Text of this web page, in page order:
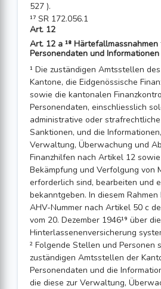
527 ).
¹⁷ SR 172.056.1
Art. 12
Art. 12 a ¹⁸
Personendaten und Informationen
¹ Die zuständigen Amtsstellen
Kantone, die Eidgenössische
sowie die kantonalen
Personendaten, einschliesslich
administrative oder
Sanktionen, und die
Verwaltung, Überwachung und
Finanzhilfen nach Artikel 12
Bekämpfung und Verfolgung von
erforderlich sind, bearbeiten und
bekanntgeben. In diesem Rahmen
AHV-Nummer nach Artikel 50 c
vom 20. Dezember 1946¹⁹ über
Hinterlassenenversicherung
² Folgende Stellen und Personen
zuständigen Amtsstellen der
Personendaten und die
die diese zur Verwaltung,